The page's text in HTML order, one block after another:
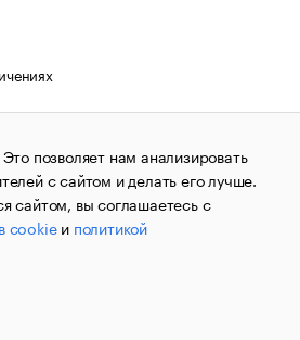
О соблюдении авторских прав
1995–2026.Сообщения
агентства «РБК»
службой по надзору в сфере
технологий и массовых
09.12.2015 за номером ИА
пометкой «РБК». Отдельные
информацию,
пользователей
позволяет нам анализировать
с сайтом и делать его лучше.
сайтом, вы соглашаетесь с
cookieи политикой